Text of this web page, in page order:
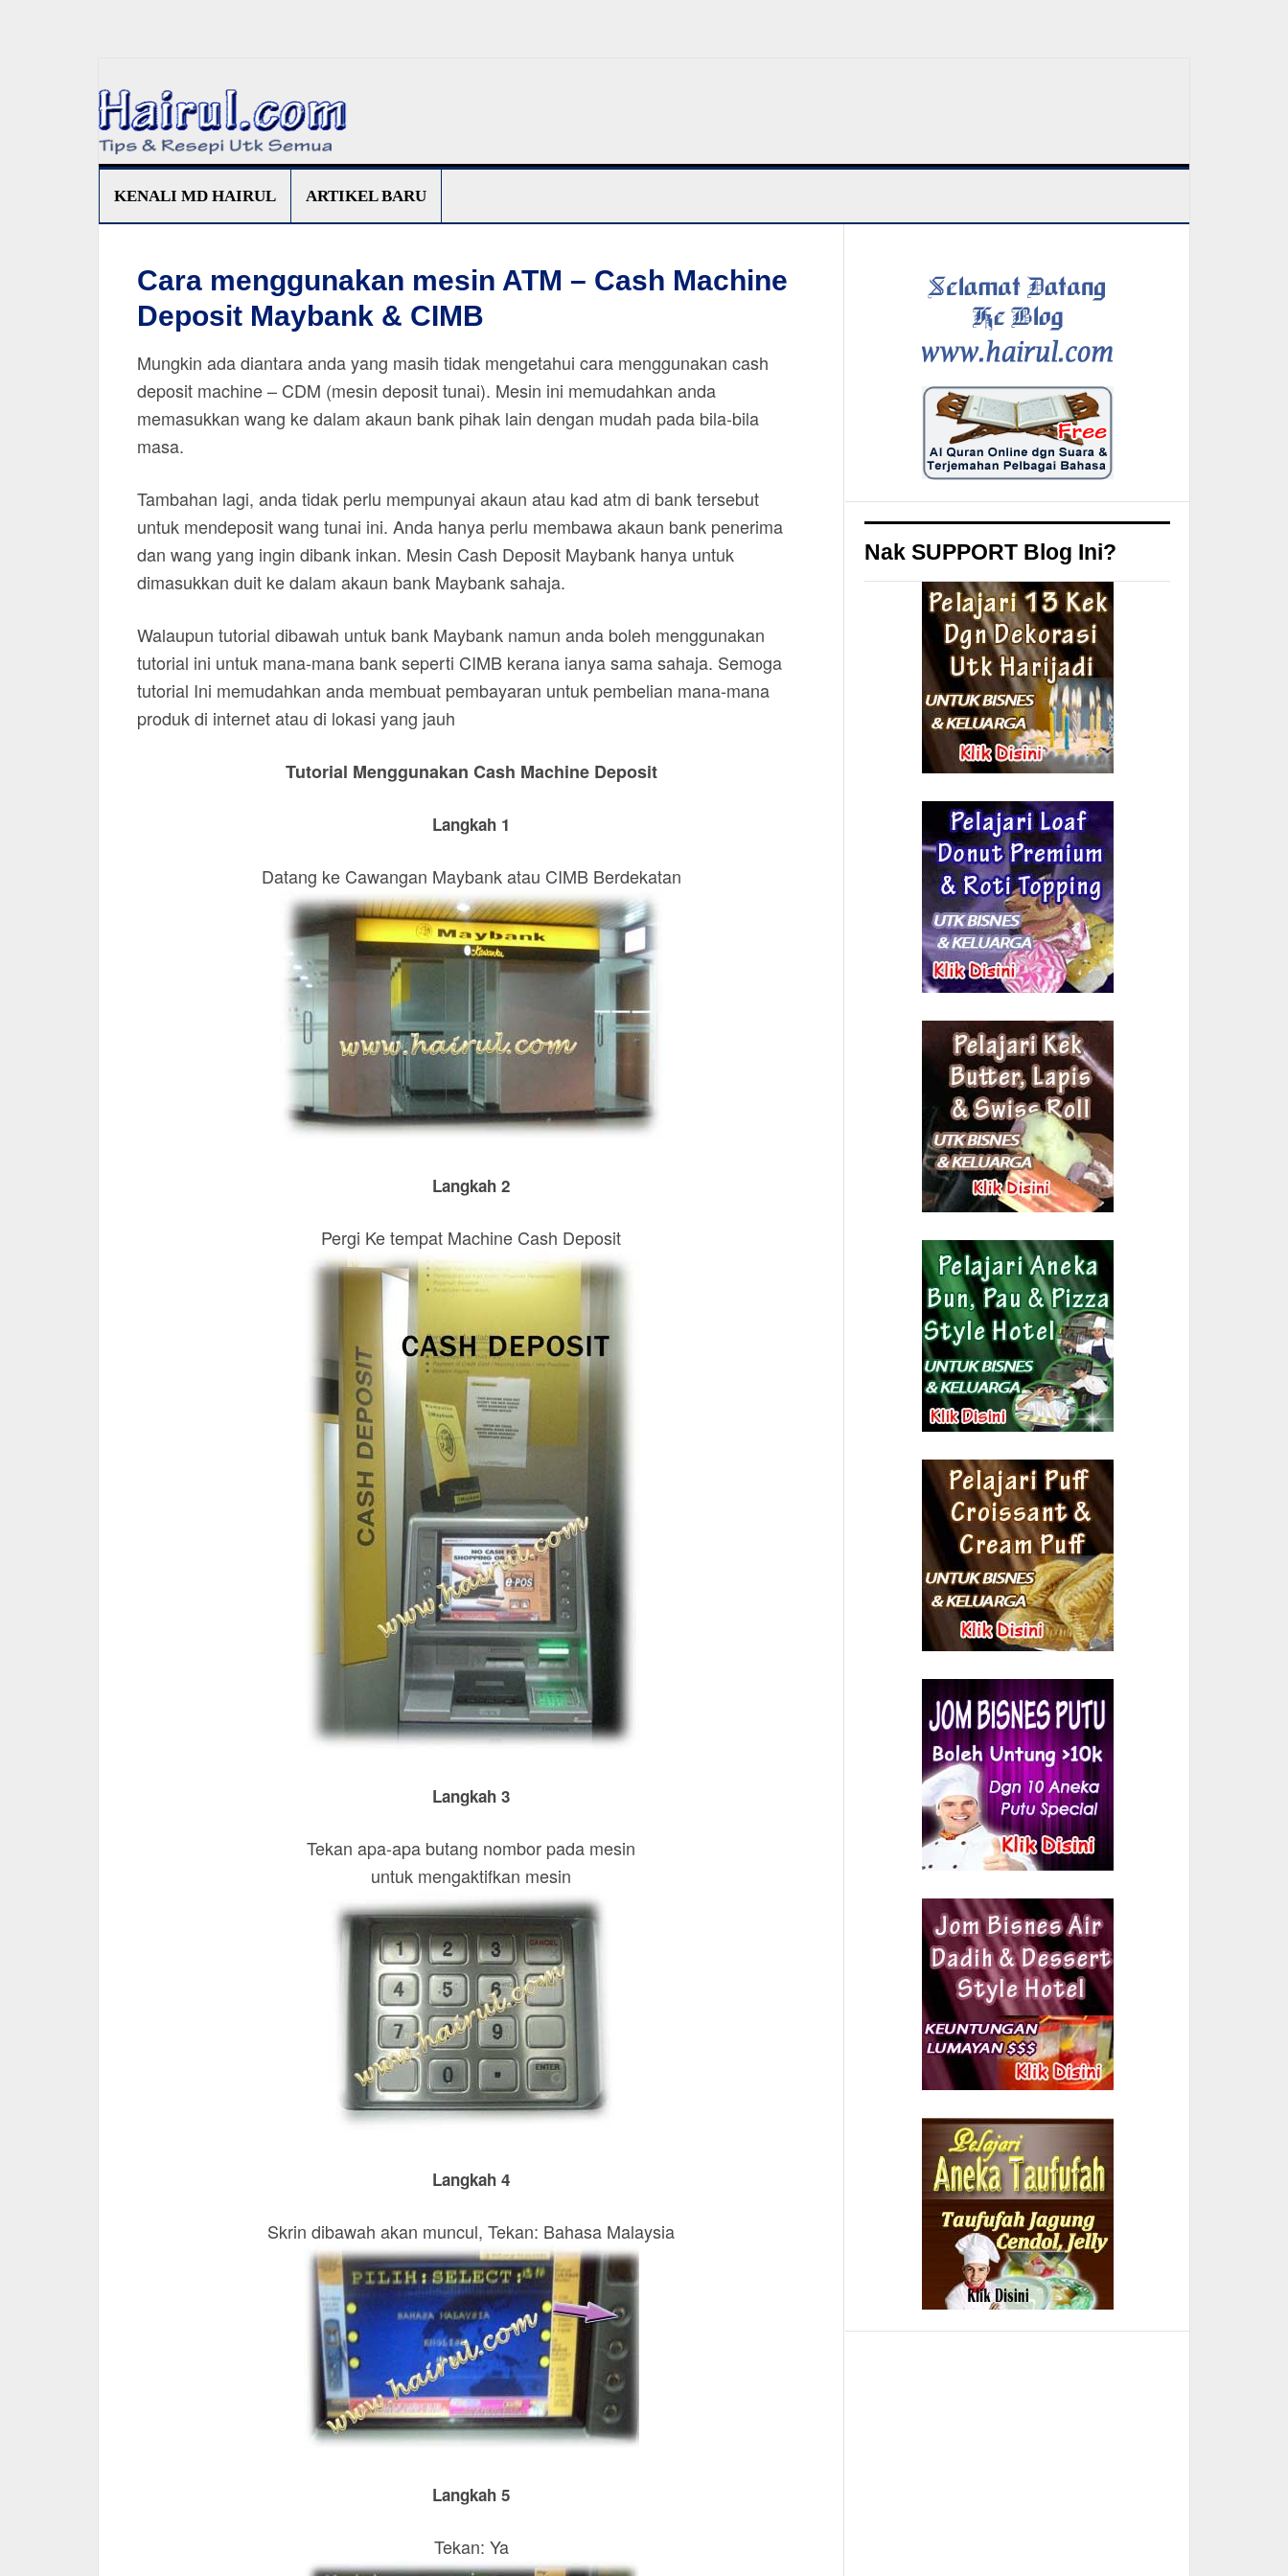
KENALI MD HAIRUL ARTIKEL BARU
Cara menggunakan mesin ATM – Cash Machine
Deposit Maybank & CIMB
Mungkin ada diantara anda yang masih tidak mengetahui cara menggunakan cash
deposit machine – CDM (mesin deposit tunai). Mesin ini memudahkan anda
memasukkan wang ke dalam akaun bank pihak lain dengan mudah pada bila-bila
masa.
Tambahan lagi, anda tidak perlu mempunyai akaun atau kad atm di bank tersebut
untuk mendeposit wang tunai ini. Anda hanya perlu membawa akaun bank penerima
dan wang yang ingin dibank inkan. Mesin Cash Deposit Maybank hanya untuk
dimasukkan duit ke dalam akaun bank Maybank sahaja.
Walaupun tutorial dibawah untuk bank Maybank namun anda boleh menggunakan
tutorial ini untuk mana-mana bank seperti CIMB kerana ianya sama sahaja. Semoga
tutorial Ini memudahkan anda membuat pembayaran untuk pembelian mana-mana
produk di internet atau di lokasi yang jauh
Tutorial Menggunakan Cash Machine Deposit
Langkah 1
Datang ke Cawangan Maybank atau CIMB Berdekatan
Langkah 2
Pergi Ke tempat Machine Cash Deposit
Langkah 3
Tekan apa-apa butang nombor pada mesin
untuk mengaktifkan mesin
Langkah 4
Skrin dibawah akan muncul, Tekan: Bahasa Malaysia
Langkah 5
Tekan: Ya
Nak SUPPORT Blog Ini?